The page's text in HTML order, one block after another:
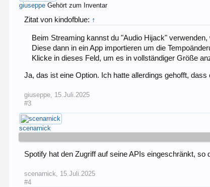
giuseppe Gehört zum Inventar
Zitat von kindofblue: ↑
Beim Streaming kannst du "Audio Hijack"
Diese dann in ein App importieren um die
Klicke in dieses Feld, um es in vollständiger Größe
Ja, das ist eine Option. Ich hatte allerdings gehofft, dass
giuseppe, 15.Juli.2025
#3
scenarnick
Spotify hat den Zugriff auf seine APIs eingeschränkt,
scenarnick, 15.Juli.2025
#4